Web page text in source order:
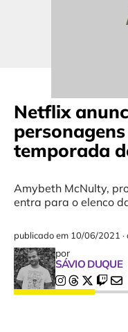
Netflix
temporada
Amybeth McNulty,
entra para o elenco
publicado em 10/06/2021 ·
por
SÁVIO DUQUE